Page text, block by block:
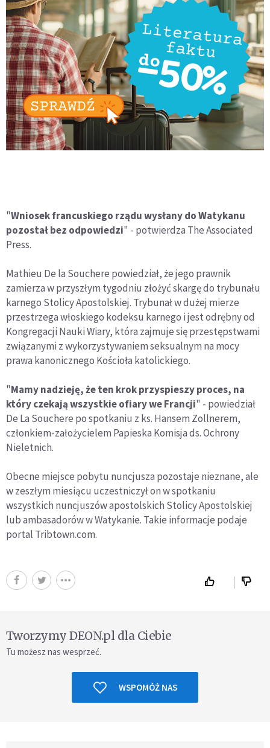
"Wniosek francuskiego rządu wysłany do Watykanu
pozostał bez odpowiedzi" - potwierdza The Associated
Press.
Mathieu De la Souchere powiedział, że jego prawnik
zamierza w przyszłym tygodniu złożyć skargę do trybunału
karnego Stolicy Apostolskiej. Trybunał w dużej mierze
przestrzega włoskiego kodeksu karnego i jest odrębny od
Kongregacji Nauki Wiary, która zajmuje się przestępstwami
związanymi z wykorzystywaniem seksualnym na mocy
prawa kanonicznego Kościoła katolickiego.
"Mamy nadzieję, że ten krok przyspieszy proces, na
który czekają wszystkie ofiary we Francji" - powiedział
De La Souchere po spotkaniu z ks. Hansem Zollnerem,
członkiem-założycielem Papieska Komisja ds. Ochrony
Nieletnich.
Obecne miejsce pobytu nuncjusza pozostaje nieznane, ale
w zeszłym miesiącu uczestniczył on w spotkaniu
wszystkich nuncjuszów apostolskich Stolicy Apostolskiej
lub ambasadorów w Watykanie. Takie informacje podaje
portal Tribtown.com.
Tworzymy DEON.pl dla Ciebie
Tu możesz nas wesprzeć.
WSPOMÓŻ NAS